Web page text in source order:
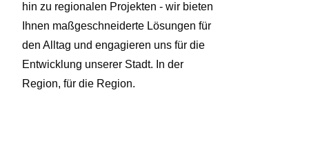
hin zu regionalen Projekten - wir bieten
Ihnen maßgeschneiderte Lösungen für
den Alltag und engagieren uns für die
Entwicklung unserer Stadt. In der
Region, für die Region.